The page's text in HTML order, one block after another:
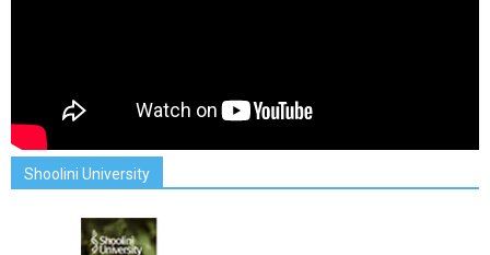
Shoolini University